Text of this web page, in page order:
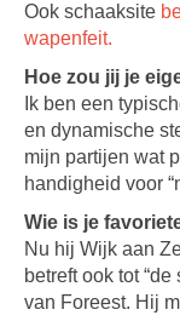
Ook schaaksite
wapenfeit.
Hoe zou jij je
Ik ben een
en dynamische
mijn partijen wat
handigheid voor
Wie is je
Nu hij Wijk aan
betreft ook tot
van Foreest. Hij